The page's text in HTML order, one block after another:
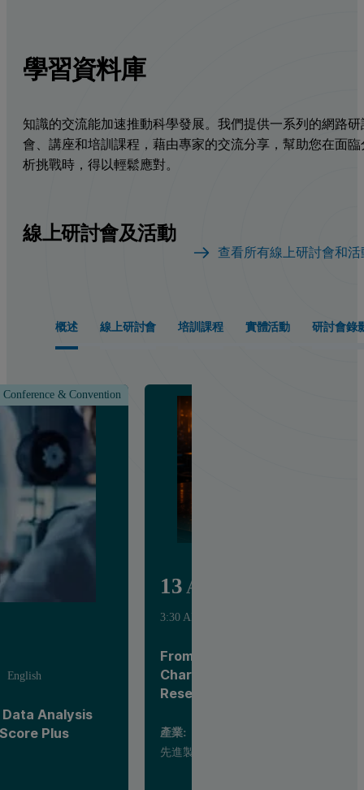
學習資料庫
知識的交流能加速推動科學發展。我們提供一系列的網路研
會、講座和培訓課程，藉由專家的交流分享，幫助您在面臨
析挑戰時，得以輕鬆應對。
線上研討會及活動
查看所有線上研討會和活
概述 線上研討會 培訓課程 實體活動 研討會錄
Analysis
Plus
English
Conference & Convention
From Ore to Insight - Advance
Characterization Across
Research
13 Aug
3:30 AM - 2:00 PM UTC
產業:
先進製造